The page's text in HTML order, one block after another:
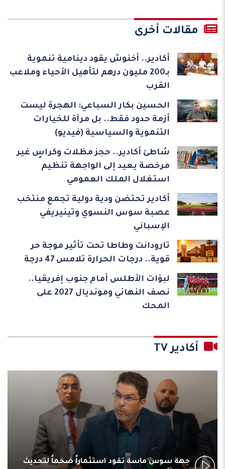
مقالات أخرى
أكادير.. أخنوش يقود دينامية تنموية
بـ200 مليون درهم لتأهيل الأحياء وملاعب
القرب
الحسين بكار السباعي: الهجرة ليست
أزمة حدود فقط.. بل مرآة للخيارات
التنموية والسياسية (فيديو)
شاطئ أكادير.. حجز مظلات وكراسٍ غير
مرخصة يعيد إلى الواجهة تنظيم
استغلال الملك العمومي
أكادير تحتضن ودية دولية تجمع منتخب
عصبة سوس النسوي وتينيريفي
الإسباني
تارودانت وطاطا تحت تأثير موجة حر
قوية.. درجات الحرارة تلامس 47 درجة
لبؤات الأطلس أمام جنوب إفريقيا..
نصف النهائي ومونديال 2027 على
المحك
أكادير TV
جهة سوس ماسة تقود استثماراً ضخماً لتحديث